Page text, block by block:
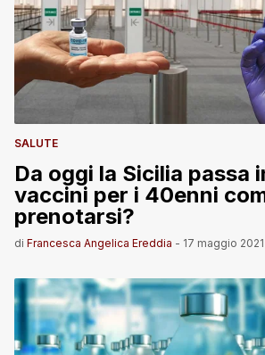
SALUTE
Da oggi la Sicilia passa
vaccini per i 40enni
prenotarsi?
di Francesca Angelica Ereddia - 17 maggio 2021